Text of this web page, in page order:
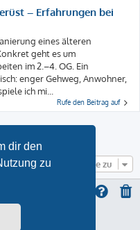
dir den
zu
– Erfahrungen bei
eines älteren
geht es um
im 2.–4. OG. Ein
enger Gehweg, Anwohner,
ich mi...
Rufe den Beitrag auf
• Seite
Gehe zu